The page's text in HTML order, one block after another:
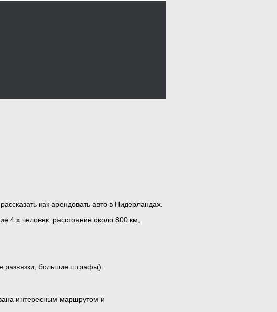
как арендовать авто в Нидерландах.
х человек, расстояние около 800 км,
развязки, большие штрафы).
интересным маршрутом и